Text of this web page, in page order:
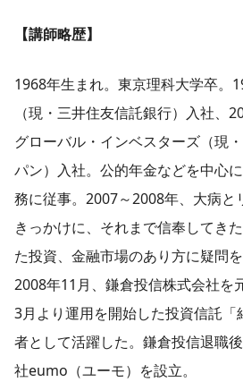
【講師略歴】
1968年生まれ。東京理科大学卒。
（現・三井住友信託銀行）入社、
グローバル・インベスターズ（現
パン）入社。公的年金などを中心
務に従事。2007～2008年、大病と
きっかけに、それまで信奉してき
た投資、金融市場のあり方に疑問を
2008年11月、鎌倉投信株式会社を
3月より運用を開始した投資信託
者として活躍した。鎌倉投信退職
社eumo（ユーモ）を設立。